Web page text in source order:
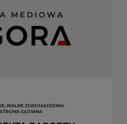
WALNE ZGROMADZENIA -
GŁÓWNA